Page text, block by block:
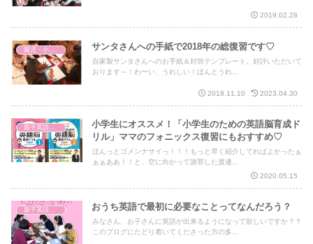
2019.02.28
園児・小学生 キッズ英語 サンタさんへの手紙で2018年の総復習です♡
自家製サンタさんへのお手紙＆封筒テンプレート。好評いただいて
おります～！わーい、うれしい！ほんとうれ...
2018.11.10 2023.04.30
親子英語レッスン
小学生にオススメ！「小学生のための英語脳育成ド
リル」ママのフォニックス復習にもおすすめ♡
ほんっとゴメンナサイっ！！！もっと早く紹介してればよかったぁ
ぁぁああ！！と、空に向かって謝罪した渡邊...
2020.05.15
親子英語レッスン おうち英語で最初に必要なことってなんだろう？
みなさん、お子さんに英語が出来るようになって欲しいですか？？
このブログにたどり着いてくださった方の多...